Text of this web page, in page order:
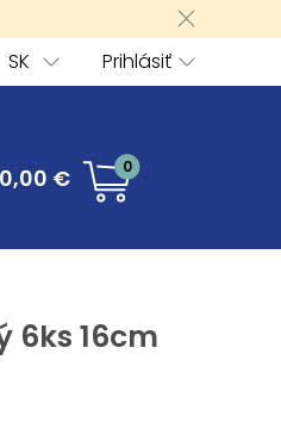
Prihlásiť
SK
0,00 € 0
6ks 16cm